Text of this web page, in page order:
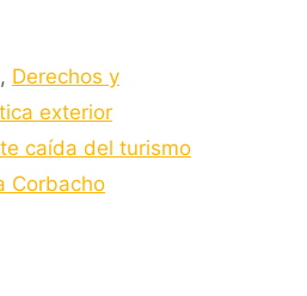
, Derechos y
exterior
caída del turismo
Corbacho